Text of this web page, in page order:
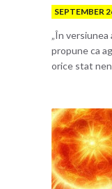
SEPTEMBER
„În
propune ca
orice stat